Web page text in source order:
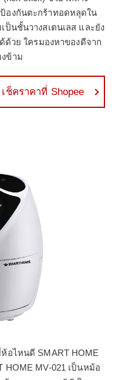
องกันตะกร้าทอดหลุดใน
นชั้นวางสเตนเลส และยัง
ด้วย ใครมองหาของดีจาก
ข้าม
เช็คราคาที่ Shopee
อไหนดี SMART HOME
HOME MV-021 เป็นหม้อ